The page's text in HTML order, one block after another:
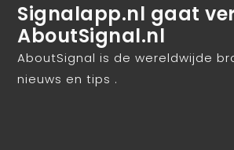
Signalapp.nl gaat
AboutSignal.nl
AboutSignal is de wereldwijde
nieuws en tips .